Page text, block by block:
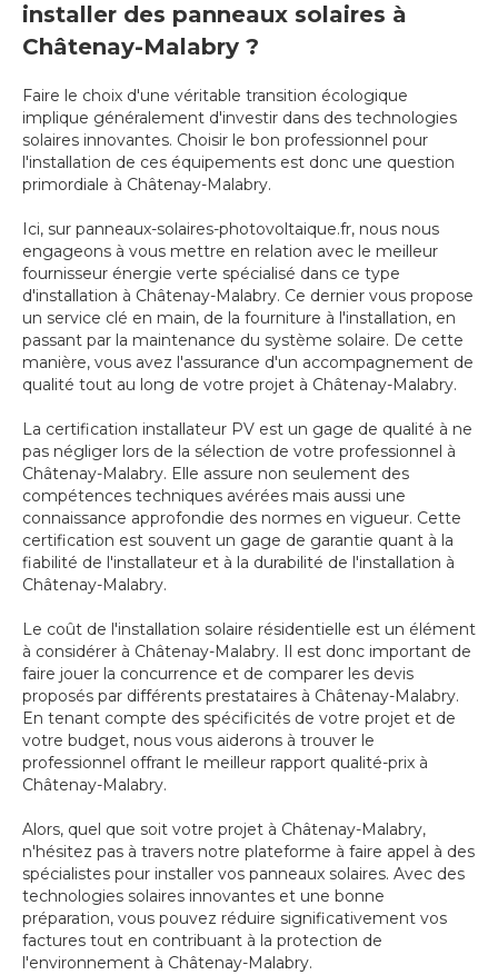
installer des panneaux solaires à
Châtenay-Malabry ?
Faire le choix d'une véritable transition écologique
implique généralement d'investir dans des technologies
solaires innovantes. Choisir le bon professionnel pour
l'installation de ces équipements est donc une question
primordiale à Châtenay-Malabry.
Ici, sur panneaux-solaires-photovoltaique.fr, nous nous
engageons à vous mettre en relation avec le meilleur
fournisseur énergie verte spécialisé dans ce type
d'installation à Châtenay-Malabry. Ce dernier vous propose
un service clé en main, de la fourniture à l'installation, en
passant par la maintenance du système solaire. De cette
manière, vous avez l'assurance d'un accompagnement de
qualité tout au long de votre projet à Châtenay-Malabry.
La certification installateur PV est un gage de qualité à ne
pas négliger lors de la sélection de votre professionnel à
Châtenay-Malabry. Elle assure non seulement des
compétences techniques avérées mais aussi une
connaissance approfondie des normes en vigueur. Cette
certification est souvent un gage de garantie quant à la
fiabilité de l'installateur et à la durabilité de l'installation à
Châtenay-Malabry.
Le coût de l'installation solaire résidentielle est un élément
à considérer à Châtenay-Malabry. Il est donc important de
faire jouer la concurrence et de comparer les devis
proposés par différents prestataires à Châtenay-Malabry.
En tenant compte des spécificités de votre projet et de
votre budget, nous vous aiderons à trouver le
professionnel offrant le meilleur rapport qualité-prix à
Châtenay-Malabry.
Alors, quel que soit votre projet à Châtenay-Malabry,
n'hésitez pas à travers notre plateforme à faire appel à des
spécialistes pour installer vos panneaux solaires. Avec des
technologies solaires innovantes et une bonne
préparation, vous pouvez réduire significativement vos
factures tout en contribuant à la protection de
l'environnement à Châtenay-Malabry.